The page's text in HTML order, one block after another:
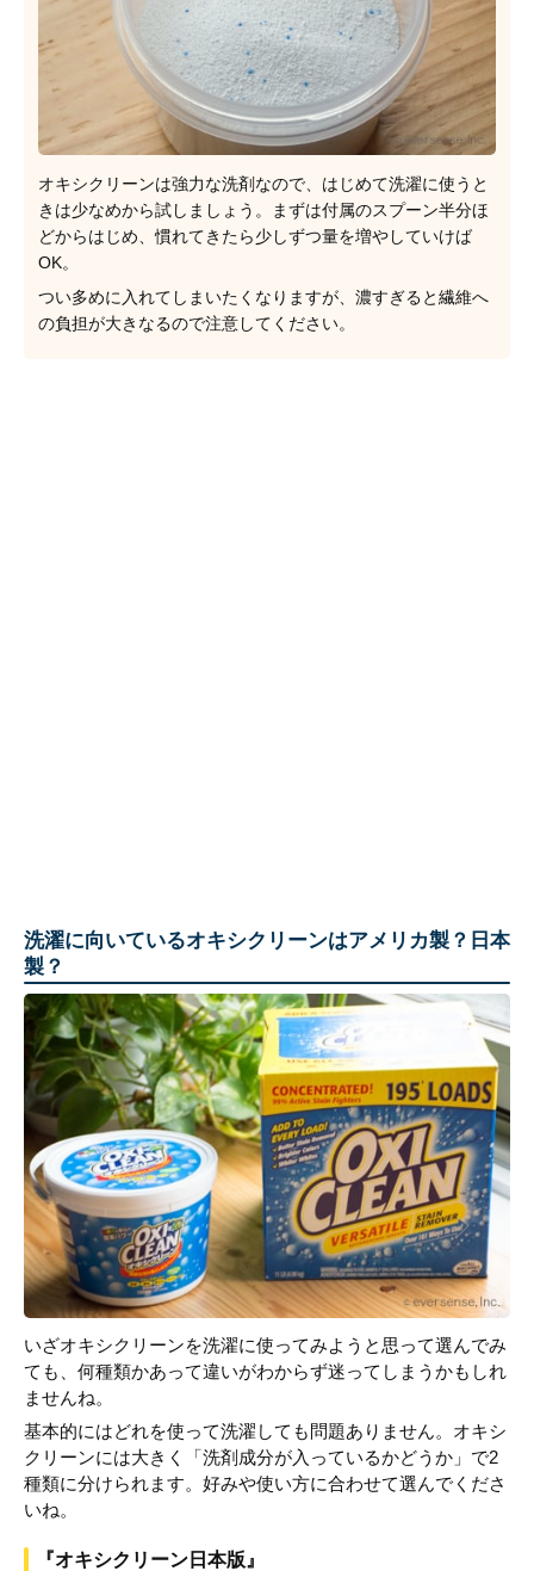
オキシクリーンは強力な洗剤なので、はじめて洗濯に使うと
きは少なめから試しましょう。まずは付属のスプーン半分ほ
どからはじめ、慣れてきたら少しずつ量を増やしていけば
OK。
つい多めに入れてしまいたくなりますが、濃すぎると繊維へ
の負担が大きなるので注意してください。
洗濯に向いているオキシクリーンはアメリカ製？日本
製？
いざオキシクリーンを洗濯に使ってみようと思って選んでみ
ても、何種類かあって違いがわからず迷ってしまうかもしれ
ませんね。
基本的にはどれを使って洗濯しても問題ありません。オキシ
クリーンには大きく「洗剤成分が入っているかどうか」で2
種類に分けられます。好みや使い方に合わせて選んでくださ
いね。
『オキシクリーン日本版』